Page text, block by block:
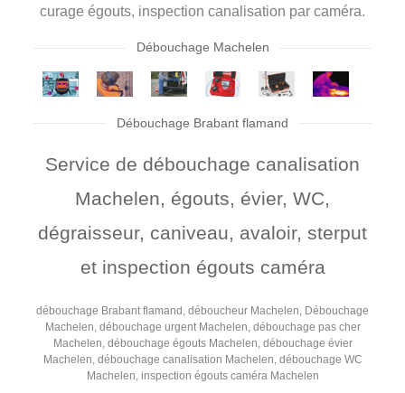
curage égouts, inspection canalisation par caméra.
Débouchage Machelen
Débouchage Brabant flamand
Service de débouchage canalisation
Machelen, égouts, évier, WC,
dégraisseur, caniveau, avaloir, sterput
et inspection égouts caméra
débouchage Brabant flamand, déboucheur Machelen, Débouchage
Machelen, débouchage urgent Machelen, débouchage pas cher
Machelen, débouchage égouts Machelen, débouchage évier
Machelen, débouchage canalisation Machelen, débouchage WC
Machelen, inspection égouts caméra Machelen